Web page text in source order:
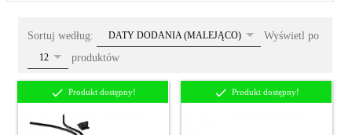
Sortuj według: sortDATY DODANIA (MALEJĄCO)
Wyświetl po
pop12 produktów
Produkt dostępny! Produkt dostępny!